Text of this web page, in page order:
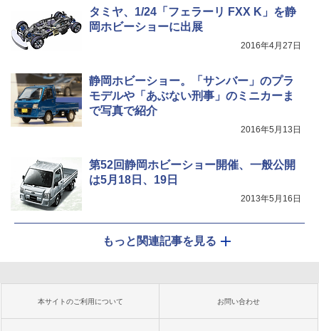
タミヤ、1/24「フェラーリ FXX K」を静
岡ホビーショーに出展
2016年4月27日
静岡ホビーショー。「サンバー」のプラ
モデルや「あぶない刑事」のミニカーま
で写真で紹介
2016年5月13日
第52回静岡ホビーショー開催、一般公開
は5月18日、19日
2013年5月16日
もっと関連記事を見る
本サイトのご利用について お問い合わせ